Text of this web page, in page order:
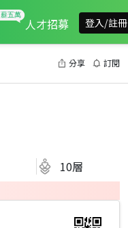
人才招募 登入/註冊
分享 訂閱
10層